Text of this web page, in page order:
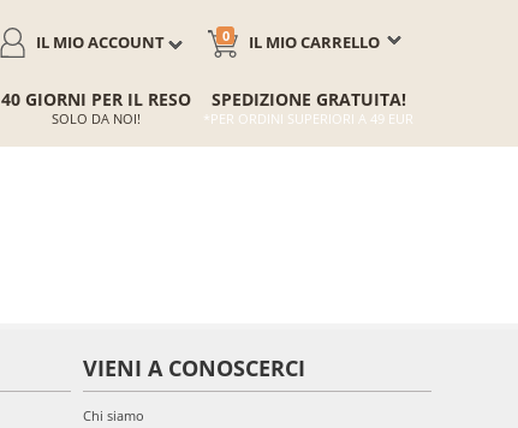
IL MIO CARRELLO
0
IL MIO ACCOUNT
40 GIORNI PER IL RESO
SOLO DA NOI!
SPEDIZIONE GRATUITA!
*PER ORDINI SUPERIORI A 49 EUR
VIENI A CONOSCERCI
Chi siamo